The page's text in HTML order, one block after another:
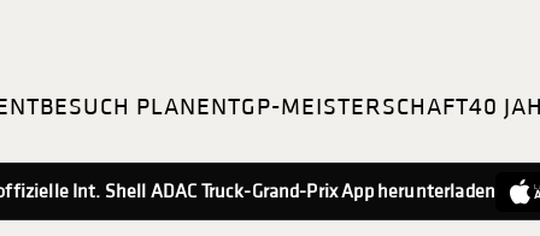
BESUCH PLANENTGP-MEISTERSCHAFT40
Int. Shell ADAC Truck-Grand-Prix App herunterladen